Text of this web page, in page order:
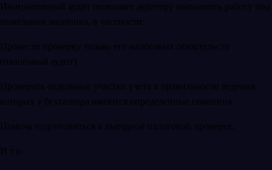
Инициативный аудит позволяет аудитору выполнить работу под
пожелания заказчика, в частности:
Провести проверку только его налоговых обязательств
(налоговый аудит)
Проверить отдельные участки учета в правильности ведения
которых у бухгалтера имеются определенные сомнения
Помочь подготовиться к выездной налоговой проверке.
И т.п.